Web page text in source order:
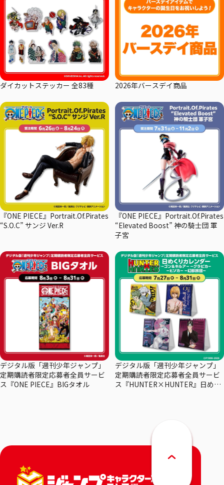
ダイカットステッカー 全83種 2026年バースデイ商品
『ONE PIECE』Portrait.Of.Pirates
“S.O.C” サンジ Ver.R
『ONE PIECE』Portrait.Of.Pirates
“Elevated Boost” 神の騎士団 軍
子宮
デジタル版「週刊少年ジャンプ」
定期購読者限定応募者全員サービ
ス『ONE PIECE』BIGタオル
デジタル版「週刊少年ジャンプ」
定期購読者限定応募者全員サービ
ス『HUNTER×HUNTER』日めく